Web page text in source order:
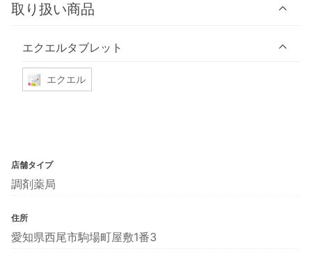
取り扱い商品
エクエルタブレット
エクエル
店舗タイプ
調剤薬局
住所
愛知県西尾市駒場町屋敷1番3